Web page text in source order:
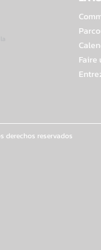
Faire
derechos reservados